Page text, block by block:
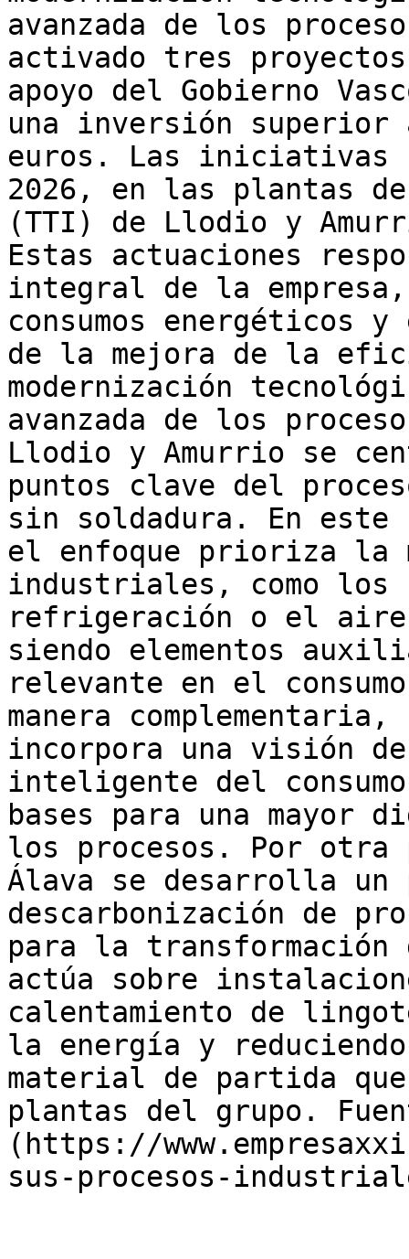
avanzada de los
activado tres
apoyo del Gobierno
una inversión
euros. Las iniciativas
2026, en las plantas de
(TTI) de Llodio y
Estas actuaciones
integral de la
consumos energéticos
de la mejora de la
modernización
avanzada de los
Llodio y Amurrio se
puntos clave del
sin soldadura. En este
el enfoque prioriza la
industriales, como
refrigeración o el aire
siendo elementos
relevante en el
manera
incorpora una visión
inteligente del
bases para una
los procesos. Por
Álava se desarrolla
descarbonización de
para la
actúa sobre
calentamiento de
la energía y
material de partida
plantas del grupo.
(https://
sus-procesos-